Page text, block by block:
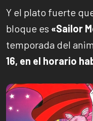
Y el plato fuerte
bloque es «Sailor
temporada del
16, en el horario